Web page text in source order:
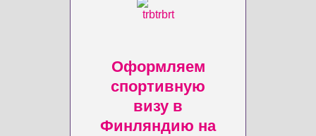
Оформляем
спортивную
визу в
Финляндию на